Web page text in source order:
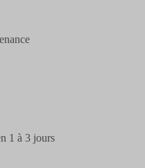
1 à 3 jours